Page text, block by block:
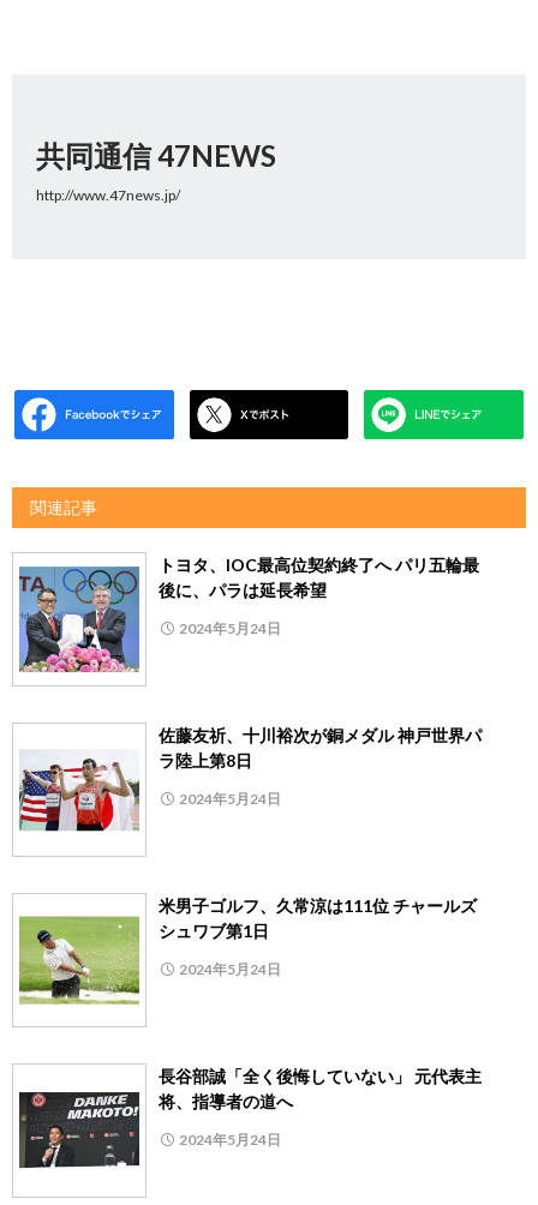
共同通信 47NEWS
http://www.47news.jp/
関連記事
トヨタ、IOC最高位契約終了へ パリ五輪最
後に、パラは延長希望
2024年5月24日
佐藤友祈、十川裕次が銅メダル 神戸世界パ
ラ陸上第8日
2024年5月24日
米男子ゴルフ、久常涼は111位 チャールズ
シュワブ第1日
2024年5月24日
長谷部誠「全く後悔していない」 元代表主
将、指導者の道へ
2024年5月24日